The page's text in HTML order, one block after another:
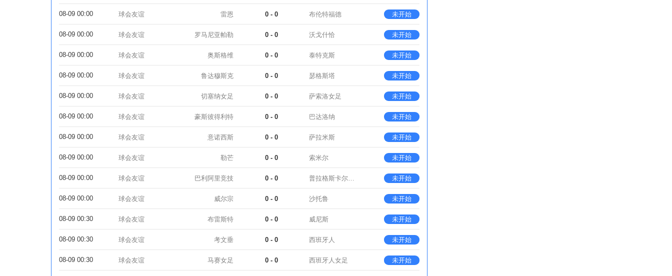
08-09 00:00 球会友谊 雷恩 0 - 0 布伦特福德 未开始
08-09 00:00 球会友谊 罗马尼亚帕勒 0 - 0 沃戈什恰 未开始
08-09 00:00 球会友谊 奥斯格维 0 - 0 泰特克斯 未开始
08-09 00:00 球会友谊 鲁达穆斯克 0 - 0 瑟格斯塔 未开始
08-09 00:00 球会友谊 切塞纳女足 0 - 0 萨索洛女足 未开始
08-09 00:00 球会友谊 豪斯彼得利特 0 - 0 巴达洛纳 未开始
08-09 00:00 球会友谊 意诺西斯 0 - 0 萨拉米斯 未开始
08-09 00:00 球会友谊 勒芒 0 - 0 索米尔 未开始
08-09 00:00 球会友谊 巴利阿里竞技 0 - 0 普拉格斯卡尔维亚 未开始
08-09 00:00 球会友谊 威尔宗 0 - 0 沙托鲁 未开始
08-09 00:30 球会友谊 布雷斯特 0 - 0 威尼斯 未开始
08-09 00:30 球会友谊 考文垂 0 - 0 西班牙人 未开始
08-09 00:30 球会友谊 马赛女足 0 - 0 西班牙人女足 未开始